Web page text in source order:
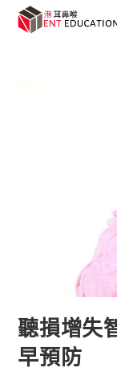
聽損增失
早預防